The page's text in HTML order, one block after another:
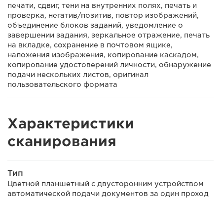
печати, сдвиг, тени на внутренних полях, печать и
проверка, негатив/позитив, повтор изображений,
объединение блоков заданий, уведомление о
завершении задания, зеркальное отражение, печать
на вкладке, сохранение в почтовом ящике,
наложения изображения, копирование каскадом,
копирование удостоверений личности, обнаружение
подачи нескольких листов, оригинал
пользовательского формата
Характеристики
сканирования
Тип
Цветной планшетный с двусторонним устройством
автоматической подачи документов за один проход